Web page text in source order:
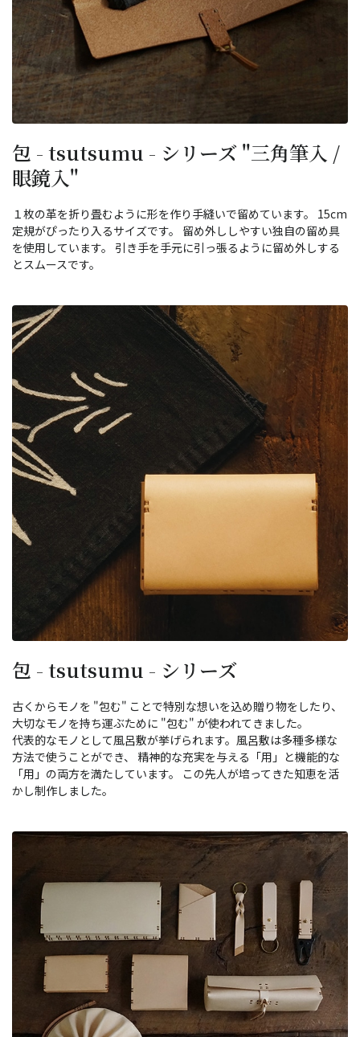
包 - tsutsumu - シリーズ "三角筆入 /
眼鏡入"
１枚の革を折り畳むように形を作り手縫いで留めています。 15cm
定規がぴったり入るサイズです。 留め外ししやすい独自の留め具
を使用しています。 引き手を手元に引っ張るように留め外しする
とスムースです。
包 - tsutsumu - シリーズ
古くからモノを "包む" ことで特別な想いを込め贈り物をしたり、
大切なモノを持ち運ぶために "包む" が使われてきました。
代表的なモノとして風呂敷が挙げられます。風呂敷は多種多様な
方法で使うことができ、 精神的な充実を与える「用」と機能的な
「用」の両方を満たしています。 この先人が培ってきた知恵を活
かし制作しました。